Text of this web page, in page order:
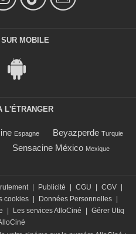
MOBILE
L'ÉTRANGER
Espagne Beyazperde Turquie
Sensacine México Mexique
| Publicité | CGU | CGV |
cookies | Données Personnelles |
| Les services AlloCiné | Gérer Utiq